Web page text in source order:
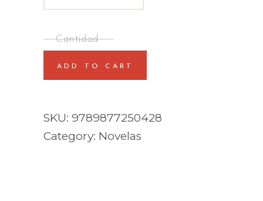
ADD TO CART
SKU: 9789877250428
Category: Novelas